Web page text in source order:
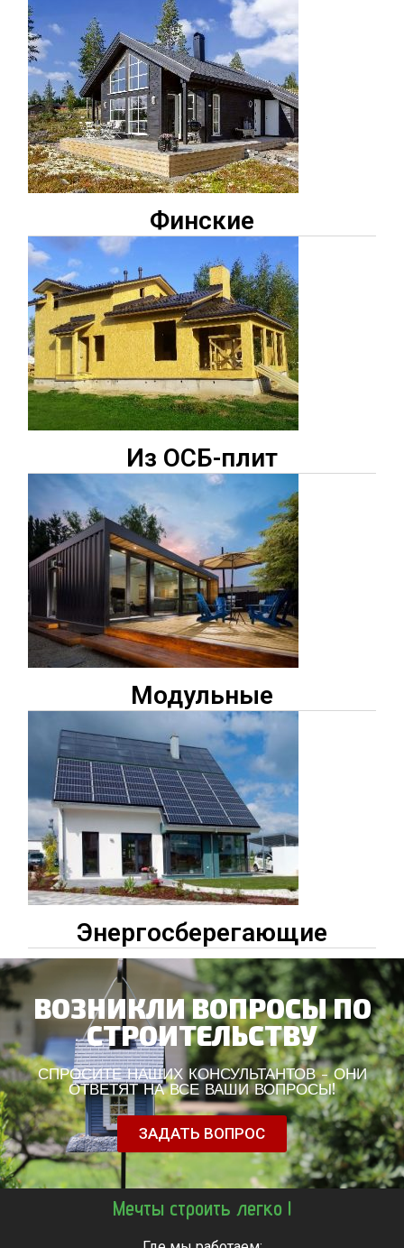
Финские
Из ОСБ-плит
Модульные
Энергосберегающие
ВОЗНИКЛИ ВОПРОСЫ ПО
СТРОИТЕЛЬСТВУ
СПРОСИТЕ НАШИХ КОНСУЛЬТАНТОВ - ОНИ
ОТВЕТЯТ НА ВСЕ ВАШИ ВОПРОСЫ!
ЗАДАТЬ ВОПРОС
Мечты строить легко !